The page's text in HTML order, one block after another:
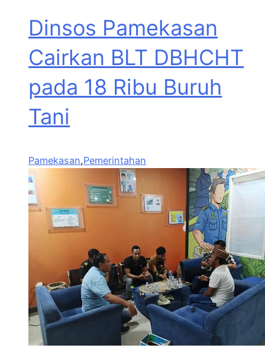
Dinsos Pamekasan
Cairkan BLT DBHCHT
pada 18 Ribu Buruh
Tani
Pamekasan,Pemerintahan